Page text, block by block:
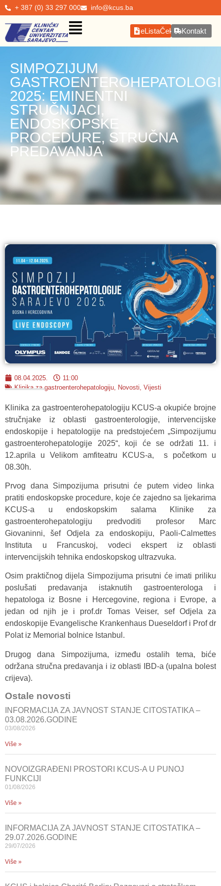
+ 387 (0) 33 297 000 info@kcus.ba
eListaČekanjaKontakt
SIMPOZIJUM
2025: EMINENTNI
STRUČNJACI,
ENDOSKOPSKE
PROCEDURE, STRUČNA
PREDAVANJA
08.04.2025.
11:00
Klinika za gastroenterohepatologiju Novosti Vijesti
Klinika za gastroenterohepatologiju KCUS-a okupiće brojne
stručnjake iz oblasti gastroenterologije, intervencijske
endoskopije i hepatologije na predstojećem „Simpozijumu
gastroenterohepatologije 2025“, koji će se održati 11. i
12.aprila u Velikom amfiteatru KCUS-a, s početkom u
08.30h.
Prvog dana Simpozijuma prisutni će putem video linka
pratiti endoskopske procedure, koje će zajedno sa ljekarima
KCUS-a u endoskopskim salama Klinike za
gastroenterohepatologiju predvoditi profesor Marc
Giovaninni, šef Odjela za endoskopiju, Paoli-Calmettes
Instituta u Francuskoj, vodeci ekspert iz oblasti
intervencijskih tehnika endoskopskog ultrazvuka.
Osim praktičnog dijela Simpozijuma prisutni će imati priliku
poslušati predavanja istaknutih gastroenterologa i
hepatologa iz Bosne i Hercegovine, regiona i Evrope, a
jedan od njih je i prof.dr Tomas Veiser, sef Odjela za
endoskopije Evangelische Krankenhaus Dueseldorf i Prof dr
Polat iz Memorial bolnice Istanbul.
Drugog dana Simpozijuma, između ostalih tema, biće
održana stručna predavanja i iz oblasti IBD-a (upalna bolest
crijeva).
Ostale novosti
INFORMACIJA ZA JAVNOST STANJE CITOSTATIKA –
03.08.2026.GODINE
03/08/2026
Više »
NOVOIZGRAĐENI PROSTORI KCUS-A U PUNOJ
FUNKCIJI
01/08/2026
Više »
INFORMACIJA ZA JAVNOST STANJE CITOSTATIKA –
29.07.2026.GODINE
29/07/2026
Više »